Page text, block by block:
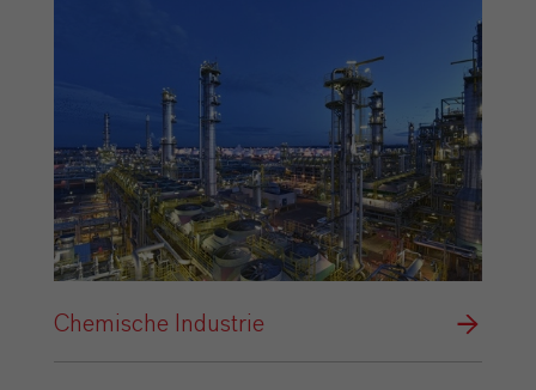
Chemische Industrie